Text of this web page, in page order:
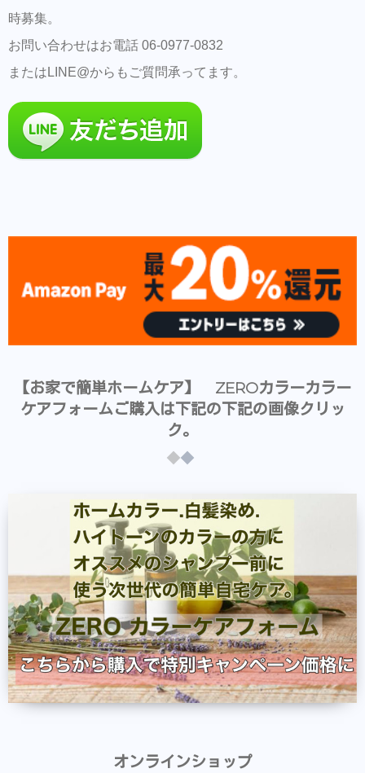
時募集。
お問い合わせはお電話 06-0977-0832
またはLINE@からもご質問承ってます。
【お家で簡単ホームケア】 ZEROカラーカラー
ケアフォームご購入は下記の下記の画像クリッ
ク。
オンラインショップ